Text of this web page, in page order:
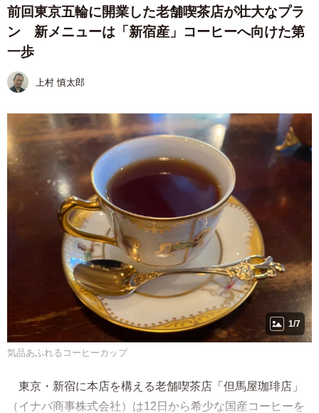
前回東京五輪に開業した老舗喫茶店が壮大なプラ
ン 新メニューは「新宿産」コーヒーへ向けた第
一歩
上村 慎太郎
1/7
気品あふれるコーヒーカップ
東京・新宿に本店を構える老舗喫茶店「但馬屋珈琲店」
（イナバ商事株式会社）は12日から希少な国産コーヒーを